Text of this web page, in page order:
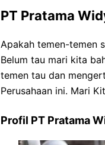
PT Pratama
Apakah temen-temen
Belum tau mari kita
temen tau dan
Perusahaan ini. Mari
Profil PT Pratama